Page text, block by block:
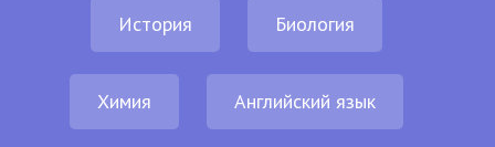
История Биология
Химия Английский язык